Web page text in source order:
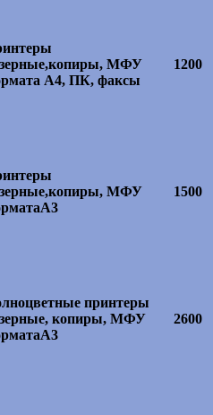
МФУ
А4, ПК, факсы
1200
МФУ
1500
принтеры
копиры, МФУ
2600